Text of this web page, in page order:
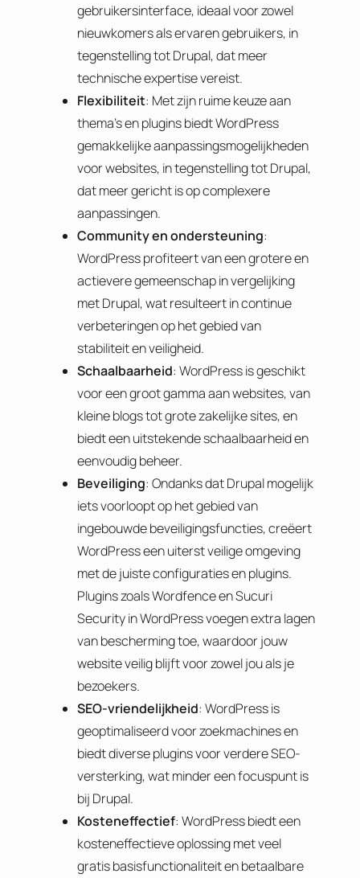
gebruikersinterface, ideaal voor zowel
nieuwkomers als ervaren gebruikers, in
tegenstelling tot Drupal, dat meer
technische expertise vereist.
Flexibiliteit: Met zijn ruime keuze aan
thema’s en plugins biedt WordPress
gemakkelijke aanpassingsmogelijkheden
voor websites, in tegenstelling tot Drupal,
dat meer gericht is op complexere
aanpassingen.
Community en ondersteuning:
WordPress profiteert van een grotere en
actievere gemeenschap in vergelijking
met Drupal, wat resulteert in continue
verbeteringen op het gebied van
stabiliteit en veiligheid.
Schaalbaarheid: WordPress is geschikt
voor een groot gamma aan websites, van
kleine blogs tot grote zakelijke sites, en
biedt een uitstekende schaalbaarheid en
eenvoudig beheer.
Beveiliging: Ondanks dat Drupal mogelijk
iets voorloopt op het gebied van
ingebouwde beveiligingsfuncties, creëert
WordPress een uiterst veilige omgeving
met de juiste configuraties en plugins.
Plugins zoals Wordfence en Sucuri
Security in WordPress voegen extra lagen
van bescherming toe, waardoor jouw
website veilig blijft voor zowel jou als je
bezoekers.
SEO-vriendelijkheid: WordPress is
geoptimaliseerd voor zoekmachines en
biedt diverse plugins voor verdere SEO-
versterking, wat minder een focuspunt is
bij Drupal.
Kosteneffectief: WordPress biedt een
kosteneffectieve oplossing met veel
gratis basisfunctionaliteit en betaalbare